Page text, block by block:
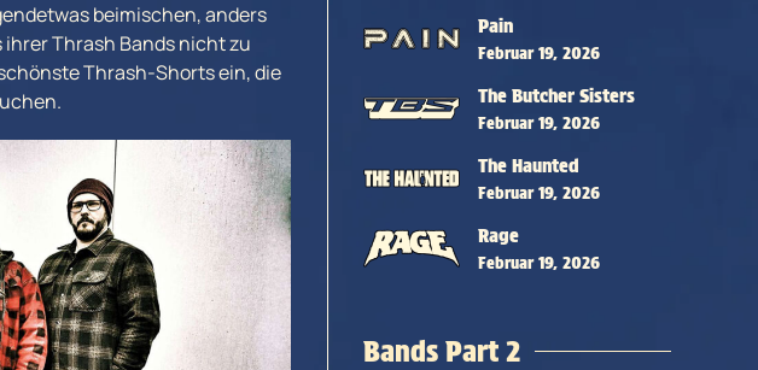
beimischen, anders
Thrash Bands nicht zu
Thrash-Shorts ein, die
Pain
Februar 19, 2026
The Butcher Sisters
Februar 19, 2026
The Haunted
Februar 19, 2026
Rage
Februar 19, 2026
Bands Part 2